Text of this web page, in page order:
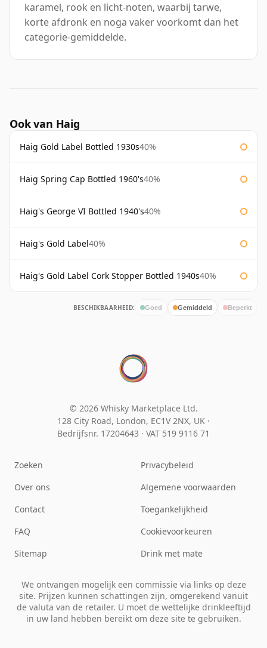
karamel, rook en licht-noten, waarbij tarwe,
korte afdronk en noga vaker voorkomt dan het
categorie-gemiddelde.
Ook van Haig
Haig Gold Label Bottled 1930s40%
Haig Spring Cap Bottled 1960's40%
Haig's George VI Bottled 1940's40%
Haig's Gold Label40%
Haig's Gold Label Cork Stopper Bottled 1940s40%
BESCHIKBAARHEID: Goed Gemiddeld Beperkt
© 2026 Whisky Marketplace Ltd.
128 City Road, London, EC1V 2NX, UK ·
Bedrijfsnr. 17204643 · VAT 519 9116 71
Zoeken
Over ons
Contact
FAQ
Sitemap
Privacybeleid
Algemene voorwaarden
Toegankelijkheid
Cookievoorkeuren
Drink met mate
We ontvangen mogelijk een commissie via links op deze
site. Prijzen kunnen schattingen zijn, omgerekend vanuit
de valuta van de retailer. U moet de wettelijke drinkleeftijd
in uw land hebben bereikt om deze site te gebruiken.